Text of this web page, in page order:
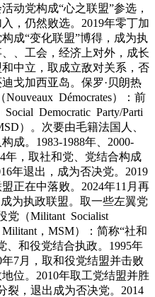
动党构成“心之联盟”参选，
，仍然败选。2019年零丁加
成“变化联盟”博得，成为执
、工会，经济上对外，成长
中立，取成立敌对关系，否
戈加西亚岛。保罗·贝朗热
Nouveaux Démocrates）：前
Democratic Party/Parti
）。次要由毛籍法国人、
成。1983-1988年、2000-
年，取社和党、党结合构成
年退出，成为否决党。2019
正在中落败。2024年11月再
为执政联盟。取一些左翼党
党（Militant Socialist
Militant，MSM）：简称“社和
、和役党结合执政。1995年
7月，取和役党结盟并击败
位。2010年取工党结盟并胜
裂，退出成为否决党。2014